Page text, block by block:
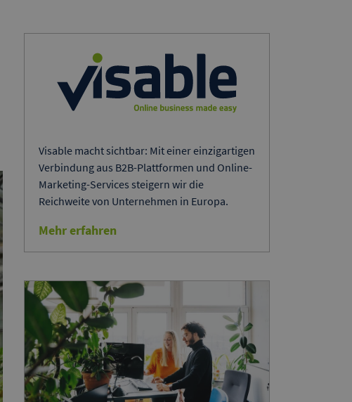
Visable macht sichtbar: Mit einer einzigartigen
Verbindung aus B2B-Plattformen und Online-
Marketing-Services steigern wir die
Reichweite von Unternehmen in Europa.
Mehr erfahren